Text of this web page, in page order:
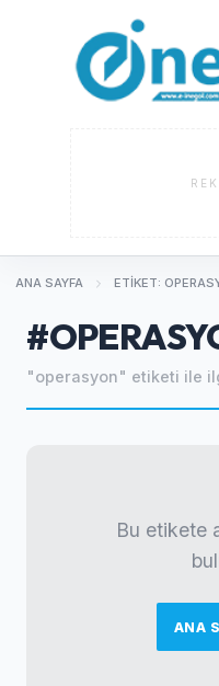
ANA SAYFA ETIKET:
"operasyon" etiketi ile
Bu etikete
ANA